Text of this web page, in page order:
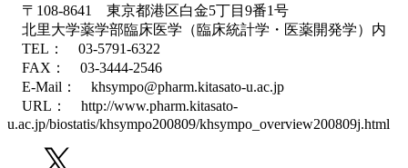
〒108-8641 東京都港区白金5丁目9番1号
北里大学薬学部臨床医学（臨床統計学・医薬開発学）内
TEL： 03-5791-6322
FAX： 03-3444-2546
E-Mail： khsympo@pharm.kitasato-u.ac.jp
URL： http://www.pharm.kitasato-
u.ac.jp/biostatis/khsympo200809/khsympo_overview200809j.html